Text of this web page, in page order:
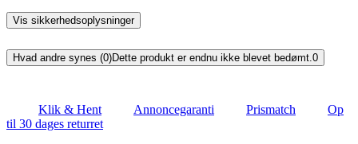
Vis sikkerhedsoplysninger
Hvad andre synes (0)Dette produkt er endnu ikke blevet bedømt.0
Klik & Hent Annoncegaranti Prismatch
Op
til 30 dages returret